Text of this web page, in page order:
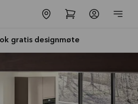
gratis designmøte